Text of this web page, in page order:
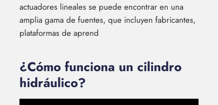
actuadores lineales se puede encontrar en una
amplia gama de fuentes, que incluyen fabricantes,
plataformas de aprend
¿Cómo funciona un cilindro
hidráulico?